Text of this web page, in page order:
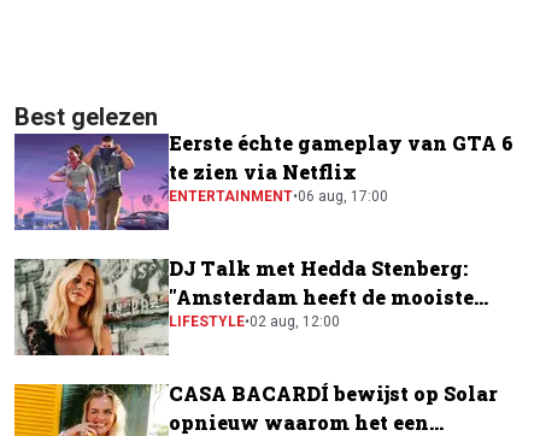
Best gelezen
Eerste échte gameplay van GTA 6
te zien via Netflix
ENTERTAINMENT•06 aug, 17:00
DJ Talk met Hedda Stenberg:
"Amsterdam heeft de mooiste
festivalscene van Europa"
LIFESTYLE•02 aug, 12:00
CASA BACARDÍ bewijst op Solar
opnieuw waarom het een